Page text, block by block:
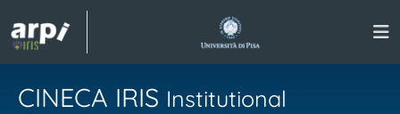
CINECA IRIS Institutional